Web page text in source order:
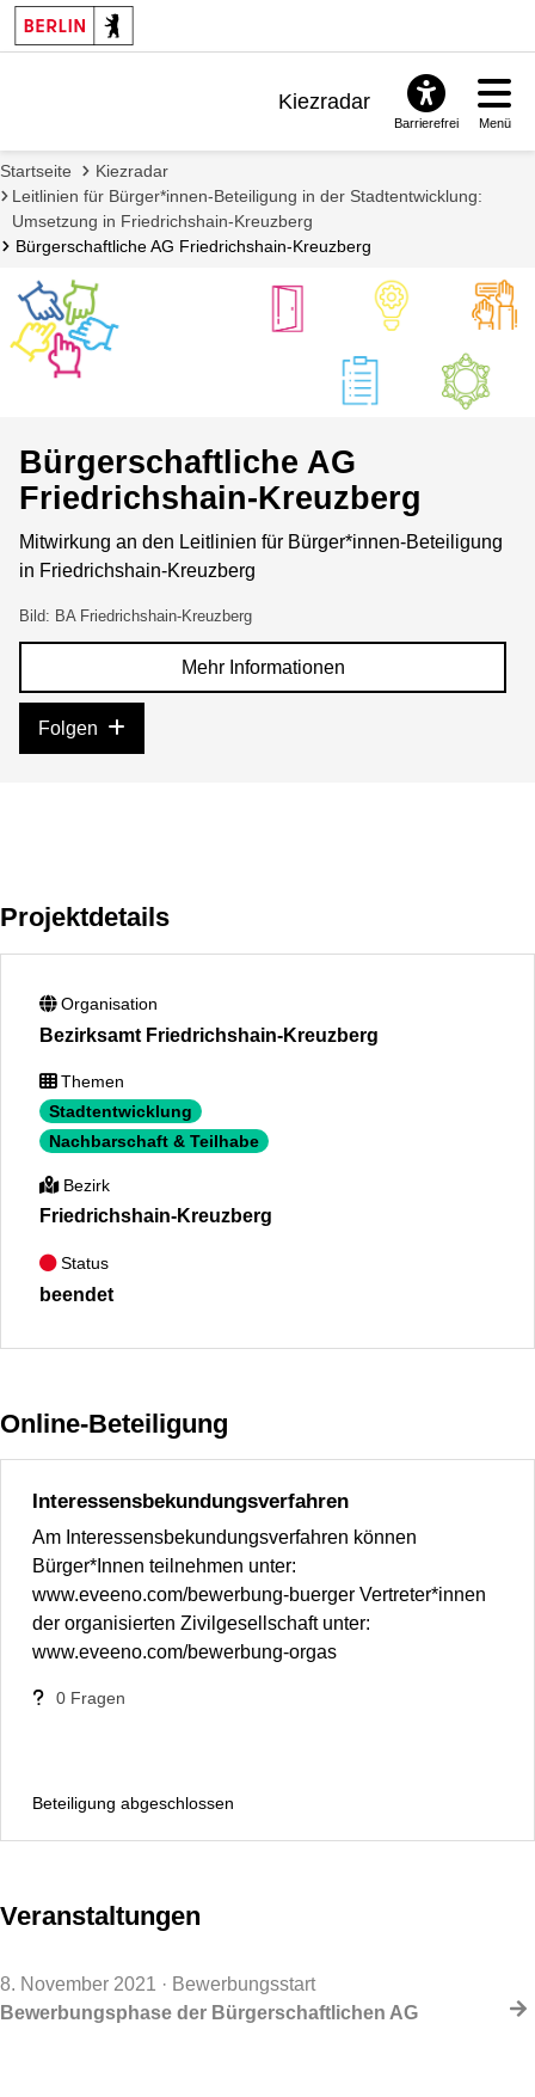
Kiezradar
Barrierefrei Menü
Startseite
Kiezradar
Leitlinien für Bürger*innen-Beteiligung in der Stadtentwicklung:
Umsetzung in Friedrichshain-Kreuzberg
Bürgerschaftliche AG Friedrichshain-Kreuzberg
Bürgerschaftliche AG
Friedrichshain-Kreuzberg
Mitwirkung an den Leitlinien für Bürger*innen-Beteiligung
in Friedrichshain-Kreuzberg
Bild: BA Friedrichshain-Kreuzberg
Mehr Informationen
Folgen
Projektdetails
Organisation
Bezirksamt Friedrichshain-Kreuzberg
Themen
Stadtentwicklung
Nachbarschaft & Teilhabe
Bezirk
Friedrichshain-Kreuzberg
Status
beendet
Online-Beteiligung
Interessensbekundungsverfahren
Am Interessensbekundungsverfahren können
Bürger*Innen teilnehmen unter:
www.eveeno.com/bewerbung-buerger Vertreter*innen
der organisierten Zivilgesellschaft unter:
www.eveeno.com/bewerbung-orgas
0 Fragen
Beteiligung abgeschlossen
Veranstaltungen
8. November 2021 · Bewerbungsstart
Bewerbungsphase der Bürgerschaftlichen AG